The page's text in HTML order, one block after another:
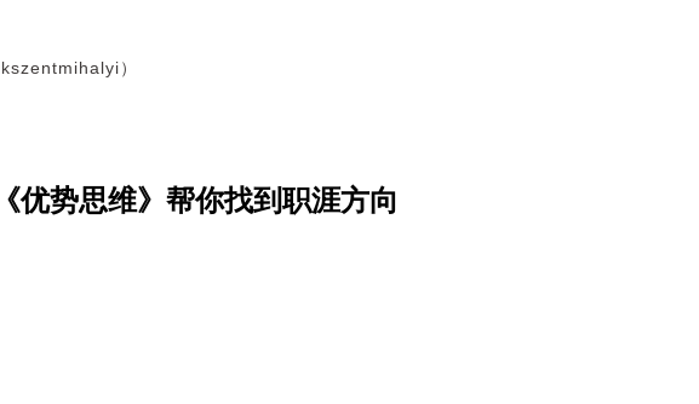
）
优势思维》帮你找到职涯方向